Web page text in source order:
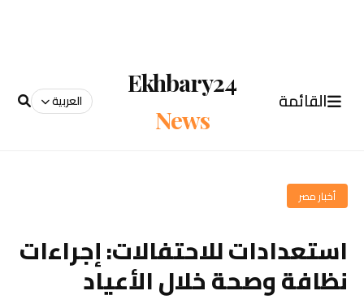
القائمة
Ekhbary24
News
العربية
أخبار مصر
استعدادات للاحتفالات: إجراءات
نظافة وصحة خلال الأعياد